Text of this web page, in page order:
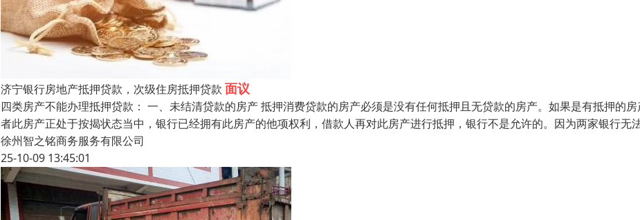
济宁银行房地产抵押贷款，次级住房抵押贷款 面议
四类房产不能办理抵押贷款： 一、未结清贷款的房产 抵押消费贷款的房产必须是没有任何抵押且无贷款的房产。如果是有抵押的
者此房产正处于按揭状态当中，银行已经拥有此房产的他项权利，借款人再对此房产进行抵押，银行不是允许的。因为两家银行无
徐州智之铭商务服务有限公司
25-10-09 13:45:01